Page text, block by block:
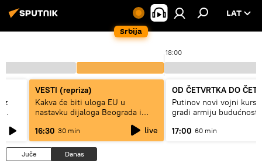
Srbija
LAT
18:00
VESTI (repriza)
Kakva će biti uloga EU u
nastavku dijaloga Beograda i
16:30 30 min live
OD ČETVRTKA DO
Putinov novi vojni kurs
gradi armiju budućnosti
17:00 60 min
Juče Danas